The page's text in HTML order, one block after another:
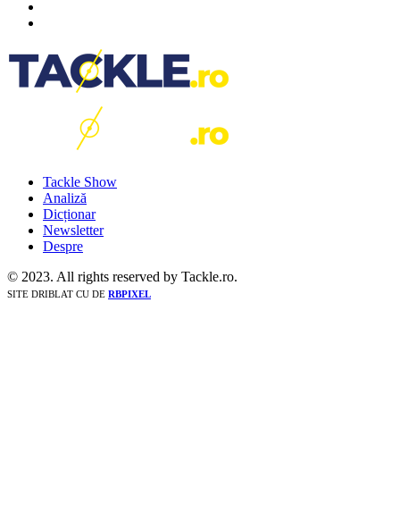
Tackle Show
Analiză
Dicționar
Newsletter
Despre
© 2023. All rights reserved by Tackle.ro.
SITE DRIBLAT CU DE RBPIXEL